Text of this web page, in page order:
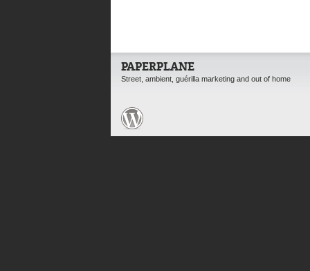
PAPERPLANE
Street, ambient, guérilla marketing and out of home